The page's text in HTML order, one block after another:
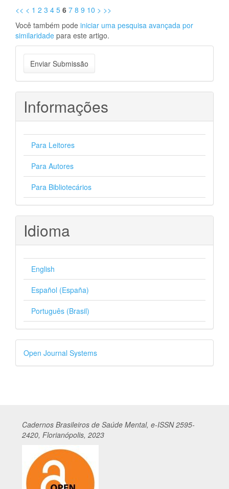
<< < 1 2 3 4 5 6 7 8 9 10 > >>
Você também pode iniciar uma pesquisa avançada por
similaridade para este artigo.
Enviar
Submissão
Enviar Submissão
Informações
Para Leitores
Para Autores
Para Bibliotecários
Idioma
English
Español (España)
Português (Brasil)
Desenvolvido
por
Open Journal Systems
Cadernos Brasileiros de Saúde Mental, e-ISSN 2595-
2420, Florianópolis, 2023